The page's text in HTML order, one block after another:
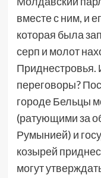
вместе с ним, и
которая была
серп и молот
Приднестровья.
переговоры?
городе Бельцы
(ратующими за
Румынией) и
козырей
могут